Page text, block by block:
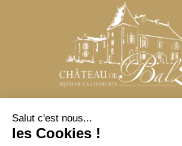
pour toute question